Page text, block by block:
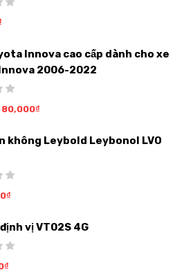
Innova cao cấp dành cho xe
2006-2022
80,000₫
không Leybold Leybonol LVO
₫
vị VT02S 4G
₫